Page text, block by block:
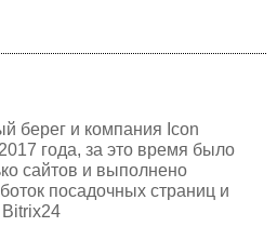
берег и компания Icon
года, за это время было
сайтов и выполнено
посадочных страниц и